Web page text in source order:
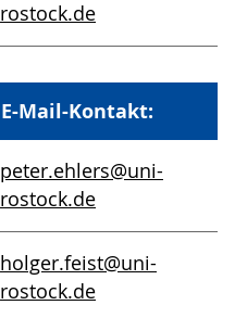
rostock.de
E-Mail-Kontakt:
peter.ehlers@uni-
rostock.de
holger.feist@uni-
rostock.de